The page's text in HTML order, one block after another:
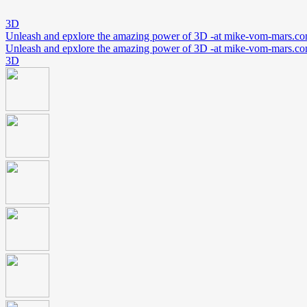
3D
Unleash and epxlore the amazing power of 3D -at mike-vom-
Unleash and epxlore the amazing power of 3D -at mike-vom-
3D